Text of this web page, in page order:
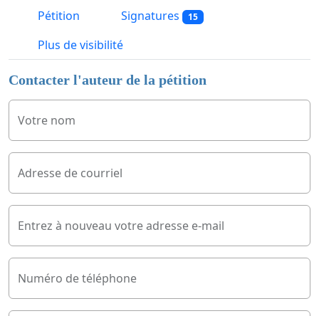
Pétition Signatures 15
Plus de visibilité
Contacter l'auteur de la pétition
Votre nom
Adresse de courriel
Entrez à nouveau votre adresse e-mail
Numéro de téléphone